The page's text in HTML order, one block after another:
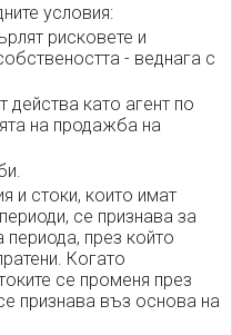
условия:
рисковете и
- веднага с
действа като агент по
на продажба на
и стоки, които имат
се признава за
периода, през който
Когато
се променя през
признава въз основа на